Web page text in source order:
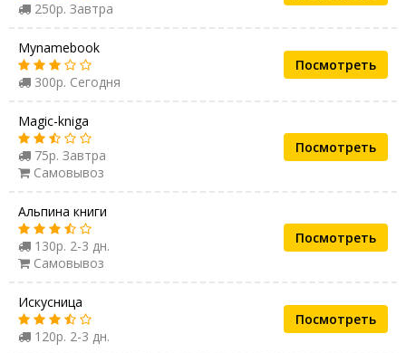
250р. Завтра
Mynamebook
300р. Сегодня
Посмотреть
Magic-kniga
75р. Завтра
Самовывоз
Посмотреть
Альпина книги
130р. 2-3 дн.
Самовывоз
Посмотреть
Искусница
120р. 2-3 дн.
Посмотреть